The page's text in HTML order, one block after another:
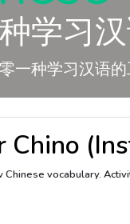
学习
一种学习汉语
Chino
vocabulary.